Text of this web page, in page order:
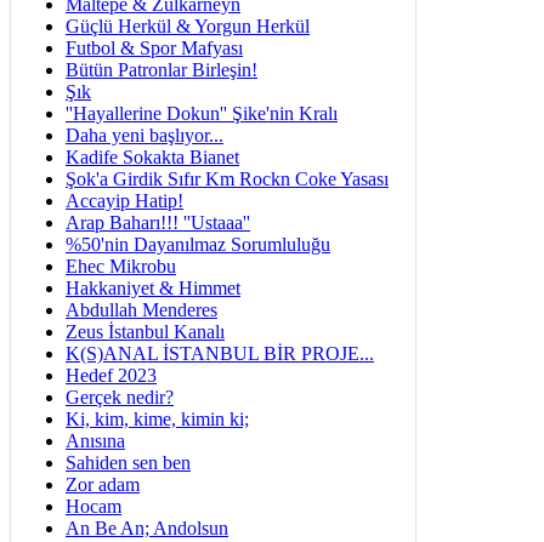
Maltepe & Zülkarneyn
Güçlü Herkül & Yorgun Herkül
Futbol & Spor Mafyası
Bütün Patronlar Birleşin!
Şık
''Hayallerine Dokun'' Şike'nin Kralı
Daha yeni başlıyor...
Kadife Sokakta Bianet
Şok'a Girdik Sıfır Km Rockn Coke Yasası
Accayip Hatip!
Arap Baharı!!! ''Ustaaa''
%50'nin Dayanılmaz Sorumluluğu
Ehec Mikrobu
Hakkaniyet & Himmet
Abdullah Menderes
Zeus İstanbul Kanalı
K(S)ANAL İSTANBUL BİR PROJE...
Hedef 2023
Gerçek nedir?
Ki, kim, kime, kimin ki;
Anısına
Sahiden sen ben
Zor adam
Hocam
An Be An; Andolsun